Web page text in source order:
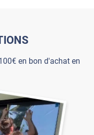
en bon d'achat en